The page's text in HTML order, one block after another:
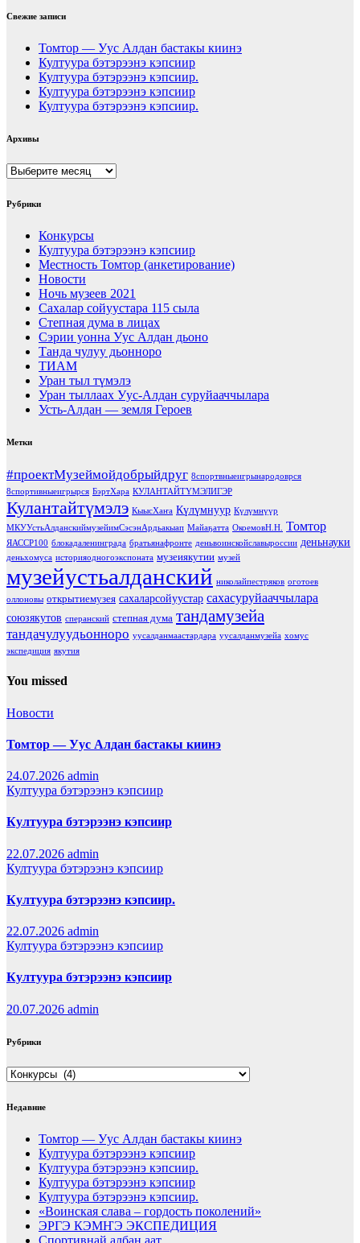
Свежие записи
Томтор — Уус Алдан бастакы киинэ
Култуура бэтэрээнэ кэпсиир
Култуура бэтэрээнэ кэпсиир.
Култуура бэтэрээнэ кэпсиир
Култуура бэтэрээнэ кэпсиир.
Архивы
Архивы
Рубрики
Конкурсы
Култуура бэтэрээнэ кэпсиир
Местность Томтор (анкетирование)
Новости
Ночь музеев 2021
Сахалар сойуустара 115 сыла
Степная дума в лицах
Сэрии уонна Уус Алдан дьоно
Танда чулуу дьонноро
ТИАМ
Уран тыл түмэлэ
Уран тыллаах Уус-Алдан суруйааччылара
Усть-Алдан — земля Героев
Метки
#проектМузеймойдобрыйдруг 8спортвныеигрынародоврся
8спортивныеигрырся БэртХара КУЛАНТАЙТҮМЭЛИГЭР
Кулантайтүмэлэ КыысХаҥа Күлүмнуур Күлүмнүүр
МКУУстьАлданскиймузейимСэсэнАрдьакыап Майаҕатта ОкоемовН.Н. Томтор
ЯАССР100 блокадаленинграда братьянафронте деньвоинскойславыроссии деньнауки
деньхомуса историяодногоэкспоната музеиякутии музей
музейустьалданский николайпестряков оготоев
оллоновы открытиемузея сахаларсойуустар сахасуруйааччылара
союзякутов сперанский степная дума тандамузейа
тандачулуудьонноро уусалданмаастардара уусалданмузейа хомус
экспедиция якутия
You missed
Новости
Томтор — Уус Алдан бастакы киинэ
24.07.2026 admin
Култуура бэтэрээнэ кэпсиир
Култуура бэтэрээнэ кэпсиир
22.07.2026 admin
Култуура бэтэрээнэ кэпсиир
Култуура бэтэрээнэ кэпсиир.
22.07.2026 admin
Култуура бэтэрээнэ кэпсиир
Култуура бэтэрээнэ кэпсиир
20.07.2026 admin
Рубрики
Рубрики
Недавние
Томтор — Уус Алдан бастакы киинэ
Култуура бэтэрээнэ кэпсиир
Култуура бэтэрээнэ кэпсиир.
Култуура бэтэрээнэ кэпсиир
Култуура бэтэрээнэ кэпсиир.
«Воинская слава – гордость поколений»
ЭРГЭ КЭМҤЭ ЭКСПЕДИЦИЯ
Спортивнай албан аат